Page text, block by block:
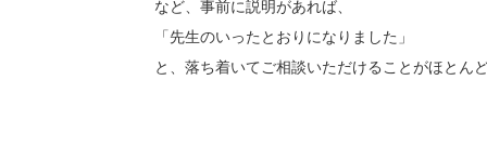
など、事前に説明があれば、
「先生のいったとおりになりました」
と、落ち着いてご相談いただけることがほとんど